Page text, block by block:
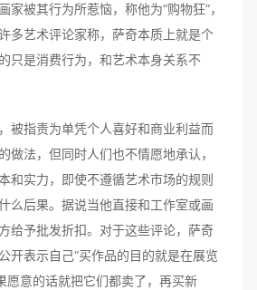
家被其行为所惹恼，称他为“购物狂”，
多艺术评论家称，萨奇本质上就是个
只是消费行为，和艺术本身关系不
指责为单凭个人喜好和商业利益而
做法，但同时人们也不情愿地承认，
和实力，即使不遵循艺术市场的规则
么后果。据说当他直接和工作室或画
给予批发折扣。对于这些评论，萨奇
开表示自己“买作品的目的就是在展览
愿意的话就把它们都卖了，再买新